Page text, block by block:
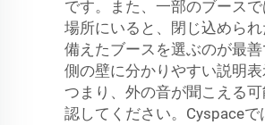
です。また、一部のブース
場所にいると、閉じ込めら
備えたブースを選ぶのが最
側の壁に分かりやすい説明
つまり、外の音が聞こえる
認してください。Cyspace